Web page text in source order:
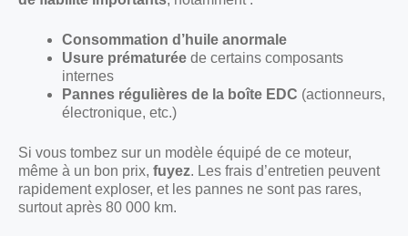
Consommation d’huile anormale
Usure prématurée de certains composants
internes
Pannes régulières de la boîte EDC (actionneurs,
électronique, etc.)
Si vous tombez sur un modèle équipé de ce moteur,
même à un bon prix, fuyez. Les frais d’entretien peuvent
rapidement exploser, et les pannes ne sont pas rares,
surtout après 80 000 km.